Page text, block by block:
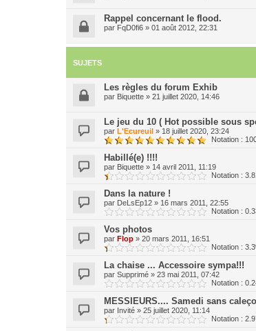
Rappel concernant le flood.
par FqD0fi6 » 01 août 2012, 22:31
SUJETS
Les règles du forum Exhib
par Biquette » 21 juillet 2020, 14:46
Le jeu du 10 ( Hot possible sous
par L'Ecureuil » 18 juillet 2020, 23:24
Notation :
Habillé(e) !!!!
par Biquette » 14 avril 2011, 11:19
Notation :
Dans la nature !
par DeLsEp12 » 16 mars 2011, 22:55
Notation :
Vos photos
par Flop » 20 mars 2011, 16:51
Notation :
La chaise ... Accessoire sympa!!!
par Supprimé » 23 mai 2011, 07:42
Notation :
MESSIEURS.... Samedi sans
par Invité » 25 juillet 2020, 11:14
Notation :